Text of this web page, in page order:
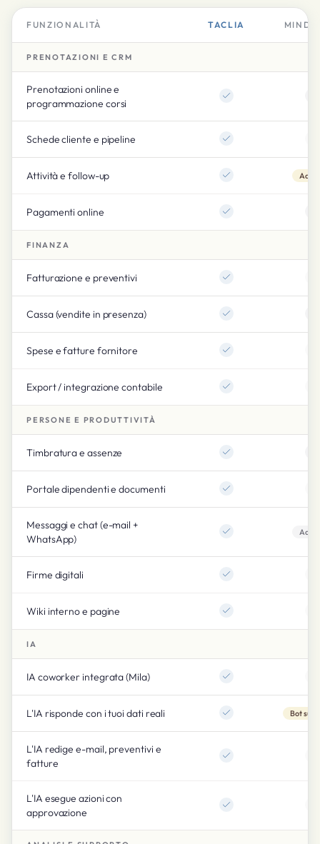
FUNZIONALITÀ TACLIA
PRENOTAZIONI E CRM
Prenotazioni online e
programmazione corsi
Schede cliente e pipeline
Attività e follow-up Add-
Pagamenti online
FINANZA
Fatturazione e preventivi
Cassa (vendite in presenza)
Spese e fatture fornitore
Export / integrazione contabile
PERSONE E PRODUTTIVITÀ
Timbratura e assenze
Portale dipendenti e documenti
Messaggi e chat (e-mail +
WhatsApp)
Add-
Firme digitali
Wiki interno e pagine
IA
IA coworker integrata (Mila)
L'IA risponde con i tuoi dati reali Bot
L'IA redige e-mail, preventivi e
fatture
L'IA esegue azioni con
approvazione